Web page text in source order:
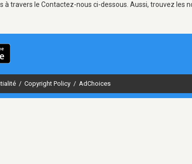
travers le Contactez-nous ci-dessous. Aussi, trouvez les
/ Copyright Policy / AdChoices